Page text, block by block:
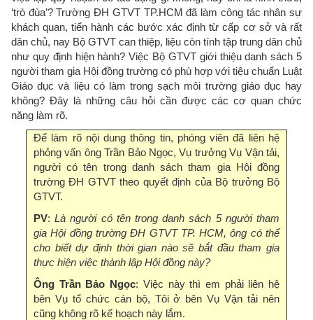
‘trò đùa’? Trường ĐH GTVT TP.HCM đã làm công tác nhân sự
khách quan, tiến hành các bước xác định từ cấp cơ sở và rất
dân chủ, nay Bộ GTVT can thiệp, liệu còn tính tập trung dân chủ
như quy định hiện hành? Việc Bộ GTVT giới thiệu danh sách 5
người tham gia Hội đồng trường có phù hợp với tiêu chuẩn Luật
Giáo dục và liệu có làm trong sạch môi trường giáo dục hay
không? Đây là những câu hỏi cần được các cơ quan chức
năng làm rõ.
Để làm rõ nội dung thông tin, phóng viên đã liên hệ
phỏng vấn ông Trần Bảo Ngọc, Vụ trưởng Vụ Vận tải,
người có tên trong danh sách tham gia Hội đồng
trường ĐH GTVT theo quyết định của Bộ trưởng Bộ
GTVT.
PV:Là người có tên trong danh sách 5 người tham
gia Hội đồng trường ĐH GTVT TP. HCM, ông có thể
cho biết dự định thời gian nào sẽ bắt đầu tham gia
thực hiện việc thành lập Hội đồng này?
Ông Trần Bảo Ngọc: Việc này thì em phải liên hệ
bên Vụ tổ chức cán bộ, Tôi ở bên Vụ Vận tải nên
cũng không rõ kế hoạch này lắm.